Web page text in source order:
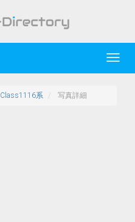
Class1116系 写真詳細